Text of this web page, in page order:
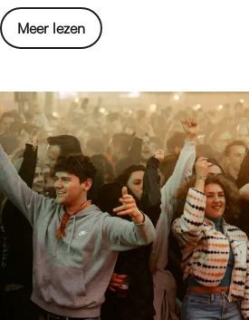
s
h
t
o
r
i
c
u
s
K
o
Meer lezen
o
v
r
P
u
b
l
i
e
k
s
h